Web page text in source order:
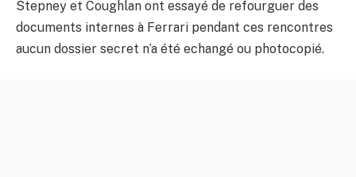
Stepney et Coughlan ont essayé de refourguer des
documents internes à Ferrari pendant ces rencontres
aucun dossier secret n’a été echangé ou photocopié.